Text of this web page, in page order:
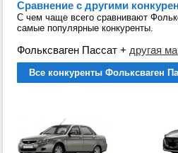
Сравнение с другими
С чем чаще всего сравнивают
самые популярные конкуренты.
Фольксваген Пассат + другая
Все конкуренты Фольксваген